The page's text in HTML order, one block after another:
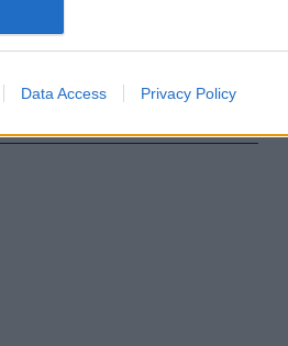
Data Access Privacy Policy